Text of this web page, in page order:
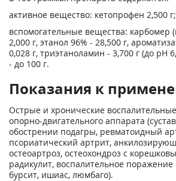
активное вещество: кетопрофен 2,500 г;
вспомогательные вещества: карбомер
2,000 г, этанол 96% - 28,500 г,
0,028 г, триэтаноламин - 3,700 г (до pH
- до 100 г.
Показания к
Острые и хронические
опорно-двигательного аппарата
обострении подагры, ревматоидный
псориатический артрит,
остеоартроз, остеохондроз с
радикулит, воспалительное поражение
бурсит, ишиас, люмбаго).